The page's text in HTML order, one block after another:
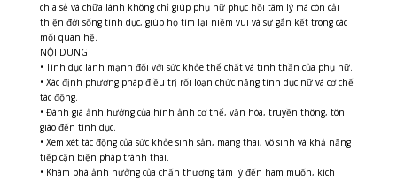
chia sẻ và chữa lành không chỉ giúp phụ nữ phục hồi tâm lý mà còn cải
thiện đời sống tình dục, giúp họ tìm lại niềm vui và sự gắn kết trong các
mối quan hệ.
NỘI DUNG
• Tình dục lành mạnh đối với sức khỏe thể chất và tinh thần của phụ nữ.
• Xác định phương pháp điều trị rối loạn chức năng tình dục nữ và cơ chế
tác động.
• Đánh giá ảnh hưởng của hình ảnh cơ thể, văn hóa, truyền thông, tôn
giáo đến tình dục.
• Xem xét tác động của sức khỏe sinh sản, mang thai, vô sinh và khả năng
tiếp cận biện pháp tránh thai.
• Khám phá ảnh hưởng của chấn thương tâm lý đến ham muốn, kích